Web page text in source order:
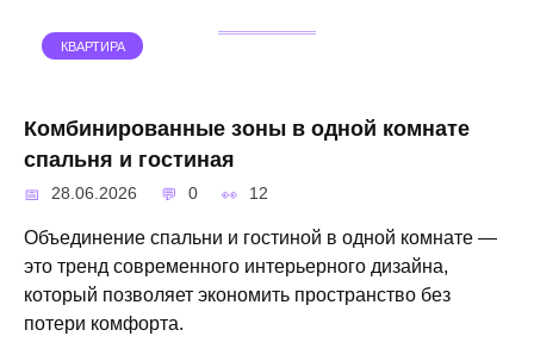
КВАРТИРА
Комбинированные зоны в одной комнате
спальня и гостиная
28.06.2026 0 12
Объединение спальни и гостиной в одной комнате —
это тренд современного интерьерного дизайна,
который позволяет экономить пространство без
потери комфорта.